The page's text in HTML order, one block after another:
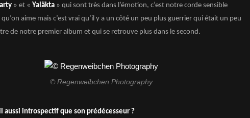
» et « Yaläkta » qui sont très dans l’émotion, c’est notre corde sensible
qu’on aime mais c’est vrai qu’il y a un côté un peu plus guerrier qui était un peu
de notre premier album et qui se retrouve plus dans le second.
© Regenweibchen Photography
aussi introspectif que son prédécesseur ?